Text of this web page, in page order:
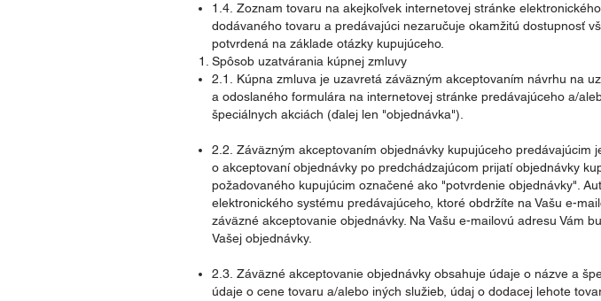
1.4. Zoznam tovaru na akejkoľvek internetovej stránke
dodávaného tovaru a predávajúci nezaručuje okamžitú dostupnosť
potvrdená na základe otázky kupujúceho.
Spôsob uzatvárania kúpnej zmluvy
2.1. Kúpna zmluva je uzavretá záväzným akceptovaním návrhu na
a odoslaného formulára na internetovej stránke predávajúceho a/
špeciálnych akciách (ďalej len "objednávka").
2.2. Záväzným akceptovaním objednávky kupujúceho
o akceptovaní objednávky po predchádzajúcom prijatí objednávky
požadovaného kupujúcim označené ako "potvrdenie objednávky".
elektronického systému predávajúceho, ktoré obdržíte na Vašu e-
záväzné akceptovanie objednávky. Na Vašu e-mailovú adresu Vám
Vašej objednávky.
2.3. Záväzné akceptovanie objednávky obsahuje údaje o názve a
údaje o cene tovaru a/alebo iných služieb, údaj o dodacej lehote